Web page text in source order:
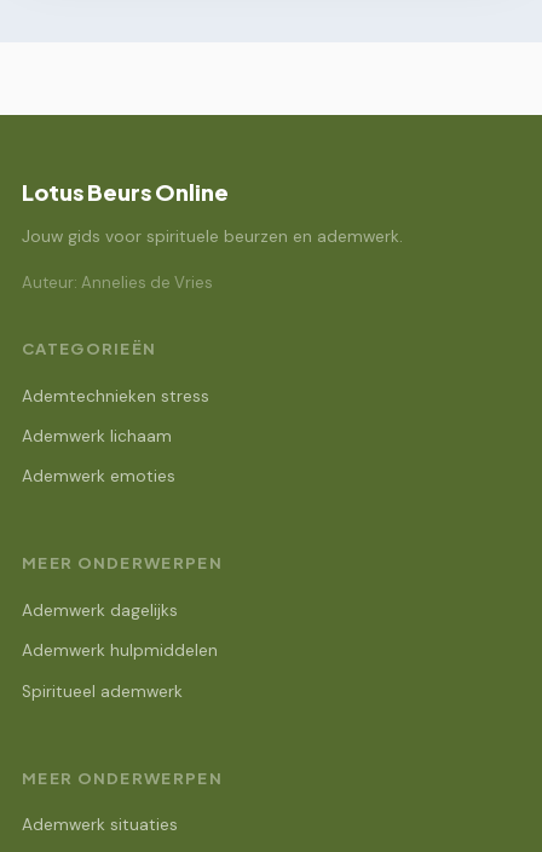
Lotus Beurs Online
Jouw gids voor spirituele beurzen en ademwerk.
Auteur: Annelies de Vries
CATEGORIEËN
Ademtechnieken stress
Ademwerk lichaam
Ademwerk emoties
MEER ONDERWERPEN
Ademwerk dagelijks
Ademwerk hulpmiddelen
Spiritueel ademwerk
MEER ONDERWERPEN
Ademwerk situaties